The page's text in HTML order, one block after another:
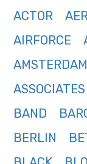
ACTOR
AIRFORCE
AMSTERDAM
ASSOCIATES
BAND
BERLIN